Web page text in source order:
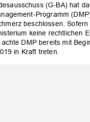
(G-BA) hat
Programm
beschlossen. Sofern
keine rechtlichen
DMP bereits mit
in Kraft treten.